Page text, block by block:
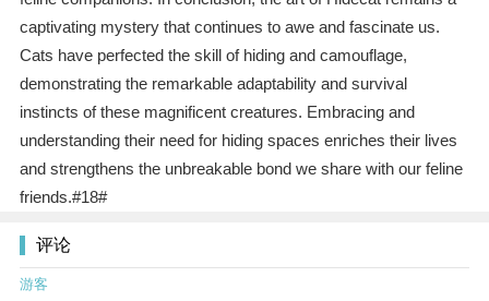
captivating mystery that continues to awe and fascinate us.
Cats have perfected the skill of hiding and camouflage,
demonstrating the remarkable adaptability and survival
instincts of these magnificent creatures. Embracing and
understanding their need for hiding spaces enriches their lives
and strengthens the unbreakable bond we share with our feline
friends.#18#
评论
游客